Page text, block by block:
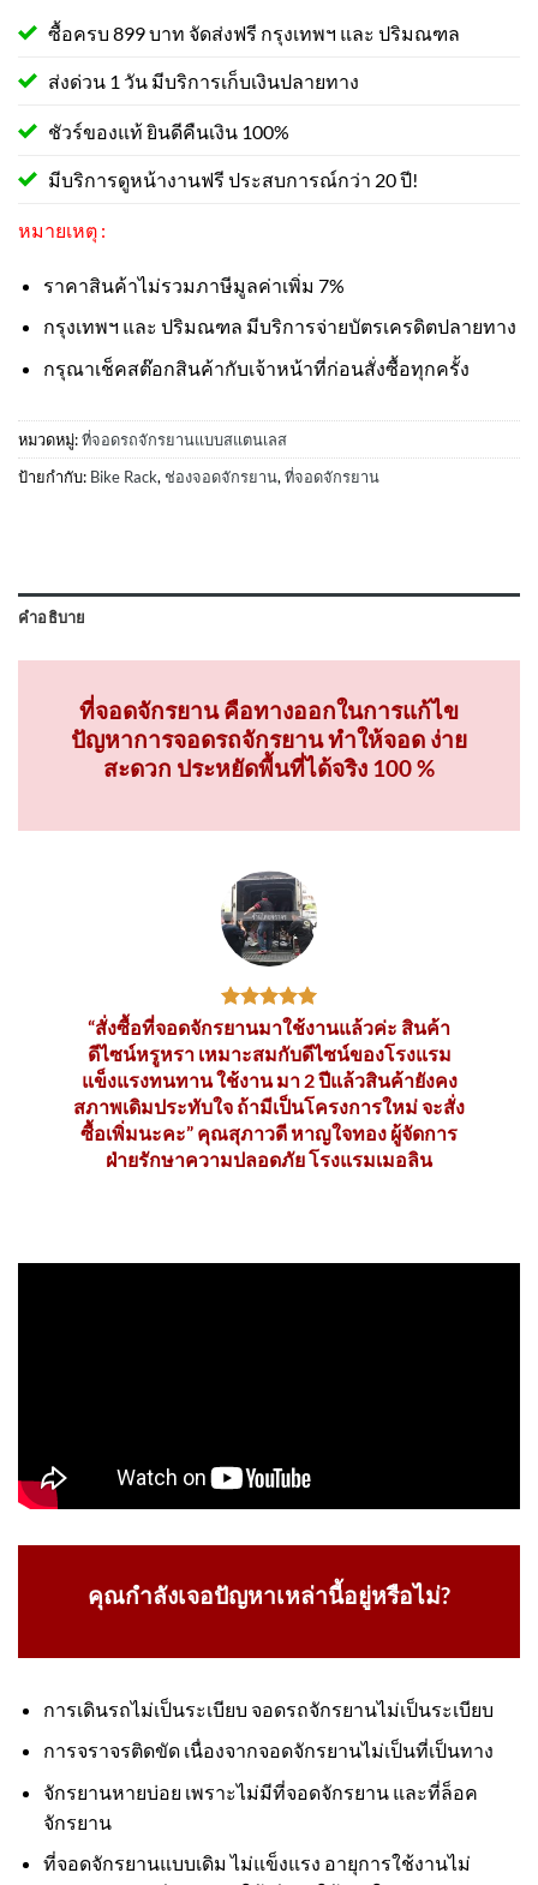
ซื้อครบ 899 บาท จัดส่งฟรี กรุงเทพฯ และ ปริมณฑล
ส่งด่วน 1 วัน มีบริการเก็บเงินปลายทาง
ชัวร์ของแท้ ยินดีคืนเงิน 100%
มีบริการดูหน้างานฟรี ประสบการณ์กว่า 20 ปี!
หมายเหตุ :
ราคาสินค้าไม่รวมภาษีมูลค่าเพิ่ม 7%
กรุงเทพฯ และ ปริมณฑล มีบริการจ่ายบัตรเครดิตปลายทาง
กรุณาเช็คสต๊อกสินค้ากับเจ้าหน้าที่ก่อนสั่งซื้อทุกครั้ง
หมวดหมู่:ที่จอดรถจักรยานแบบสแตนเลส
ป้ายกำกับ: Bike Rack, ช่องจอดจักรยาน, ที่จอดจักรยาน
คำอธิบาย
ที่จอดจักรยาน คือทางออกในการแก้ไข
ปัญหาการจอดรถจักรยาน ทำให้จอด ง่าย
สะดวก ประหยัดพื้นที่ได้จริง 100 %
“สั่งซื้อที่จอดจักรยานมาใช้งานแล้วค่ะ สินค้า
ดีไซน์หรูหรา เหมาะสมกับดีไซน์ของโรงแรม
แข็งแรงทนทาน ใช้งาน มา 2 ปีแล้วสินค้ายังคง
สภาพเดิมประทับใจ ถ้ามีเป็นโครงการใหม่ จะสั่ง
ซื้อเพิ่มนะคะ” คุณสุภาวดี หาญใจทอง ผู้จัดการ
ฝ่ายรักษาความปลอดภัย โรงแรมเมอลิน
คุณกำลังเจอปัญหาเหล่านี้อยู่หรือไม่?
การเดินรถไม่เป็นระเบียบ จอดรถจักรยานไม่เป็นระเบียบ
การจราจรติดขัด เนื่องจากจอดจักรยานไม่เป็นที่เป็นทาง
จักรยานหายบ่อย เพราะไม่มีที่จอดจักรยาน และที่ล็อค
จักรยาน
ที่จอดจักรยานแบบเดิม ไม่แข็งแรง อายุการใช้งานไม่